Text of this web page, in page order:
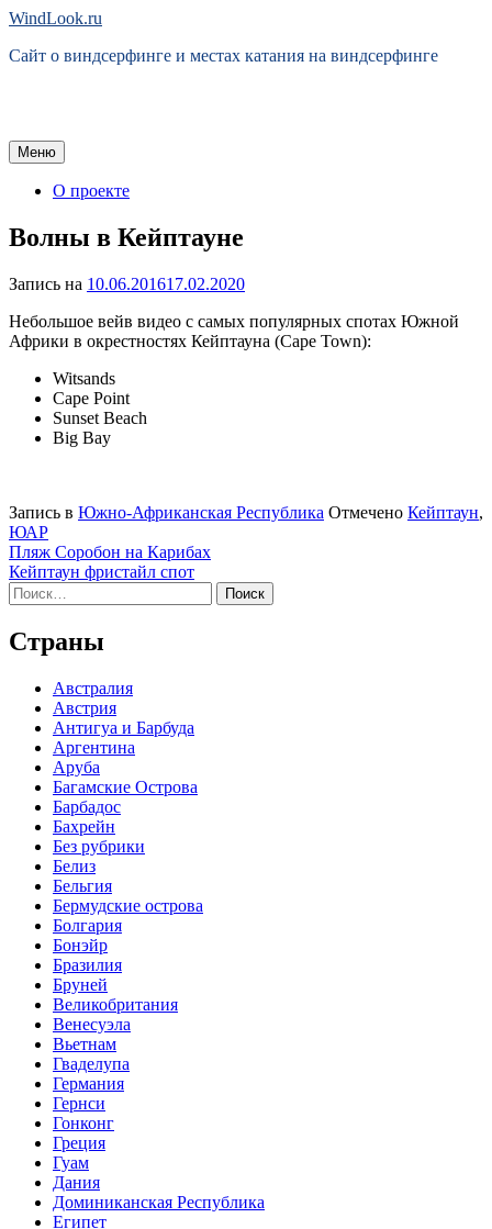
Перейти
содержимому
WindLook.ru
Сайт о виндсерфинге и местах катания на виндсерфинге
Меню
О проекте
Волны в Кейптауне
Запись на 10.06.201617.02.2020
Небольшое вейв видео с самых популярных спотах Южной
Африки в окрестностях Кейптауна (Cape Town):
Witsands
Cape Point
Sunset Beach
Big Bay
Запись в Южно-Африканская Республика Отмечено Кейптаун,
ЮАР
Навигация
по
записям
Пляж Соробон на Карибах
Кейптаун фристайл спот
Найти:
Страны
Австралия
Австрия
Антигуа и Барбуда
Аргентина
Аруба
Багамские Острова
Барбадос
Бахрейн
Без рубрики
Белиз
Бельгия
Бермудские острова
Болгария
Бонэйр
Бразилия
Бруней
Великобритания
Венесуэла
Вьетнам
Гваделупа
Германия
Гернси
Гонконг
Греция
Гуам
Дания
Доминиканская Республика
Египет